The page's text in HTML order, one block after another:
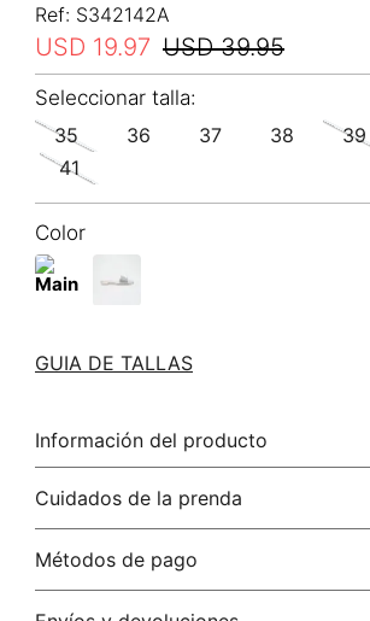
Ref: S342142A
USD 39.95
USD 19.97
35 36 37 38 39
41
Color
GUIA DE TALLAS
Información del producto
Cuidados de la prenda
Métodos de pago
Tarjetas de crédito: Visa, Dinners, Master